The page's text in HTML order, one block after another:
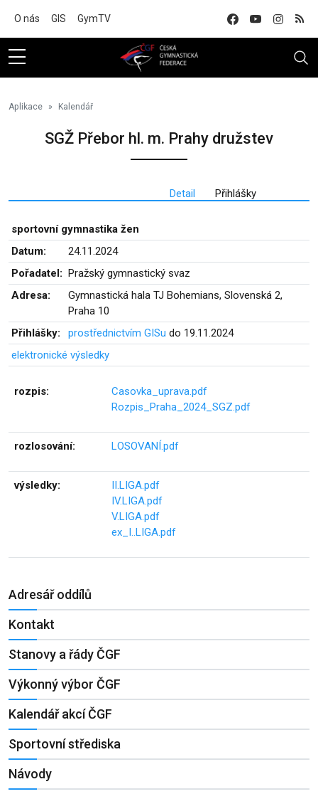
O nás GIS GymTV
Aplikace Kalendář
SGŽ Přebor hl. m. Prahy družstev
Detail Přihlášky
sportovní gymnastika žen
Datum:
24.11.2024
Pořadatel: Pražský gymnastický svaz
Adresa:
Gymnastická hala TJ Bohemians, Slovenská 2,
Praha 10
Přihlášky:
prostřednictvím GISu do 19.11.2024
elektronické výsledky
rozpis:
Casovka_uprava.pdf
Rozpis_Praha_2024_SGZ.pdf
rozlosování: LOSOVANÍ.pdf
výsledky:
II.LIGA.pdf
IV.LIGA.pdf
V.LIGA.pdf
ex_I..LIGA.pdf
Adresář oddílů
Kontakt
Stanovy a řády ČGF
Výkonný výbor ČGF
Kalendář akcí ČGF
Sportovní střediska
Návody